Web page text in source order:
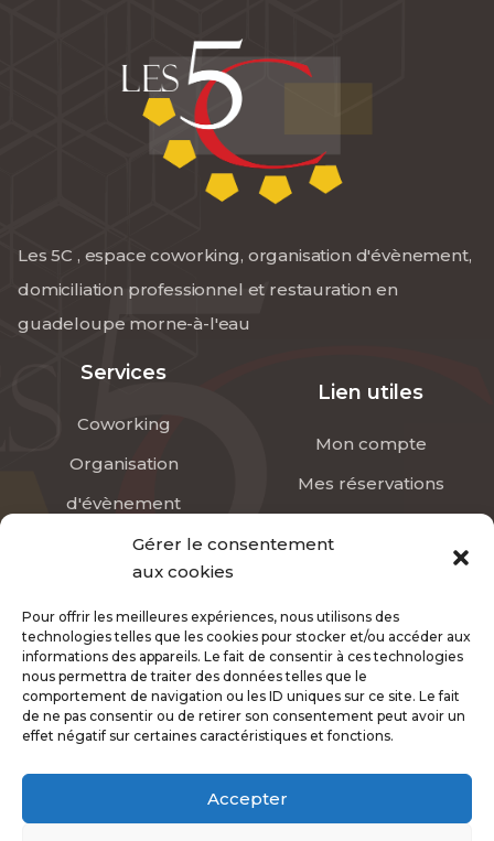
Gérer le consentement
aux cookies
Pour offrir les meilleures expériences, nous utilisons des
technologies telles que les cookies pour stocker et/ou accéder aux
informations des appareils. Le fait de consentir à ces technologies
nous permettra de traiter des données telles que le
comportement de navigation ou les ID uniques sur ce site. Le fait
de ne pas consentir ou de retirer son consentement peut avoir un
effet négatif sur certaines caractéristiques et fonctions.
Accepter
Les 5C , espace coworking, organisation d'évènement,
domiciliation professionnel et restauration en
guadeloupe morne-à-l'eau
Services
Coworking
Organisation
d'évènement
Domiciliation
Restauration
Lien utiles
Mon compte
Mes réservations
Adresse
contact@les-5c.com
0690 54 75 37
Nous trouvez sur une Carte